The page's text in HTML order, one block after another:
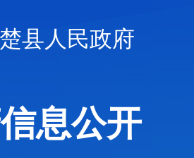
县人民政府
息公开